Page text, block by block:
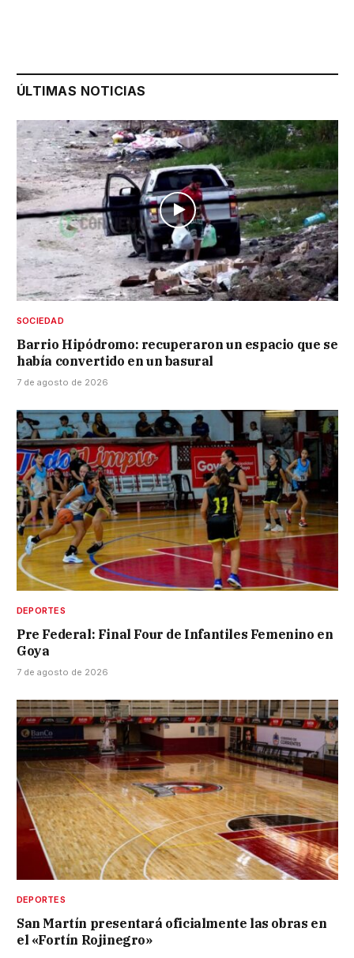
ÚLTIMAS NOTICIAS
SOCIEDAD
Barrio Hipódromo: recuperaron un espacio que se
había convertido en un basural
7 de agosto de 2026
DEPORTES
Pre Federal: Final Four de Infantiles Femenino en
Goya
7 de agosto de 2026
DEPORTES
San Martín presentará oficialmente las obras en
el «Fortín Rojinegro»